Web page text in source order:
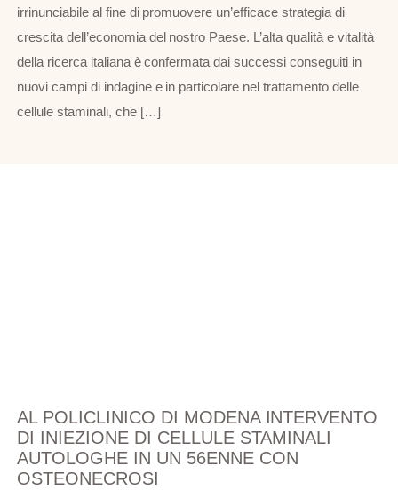
irrinunciabile al fine di promuovere un’efficace strategia di
crescita dell’economia del nostro Paese. L’alta qualità e vitalità
della ricerca italiana è confermata dai successi conseguiti in
nuovi campi di indagine e in particolare nel trattamento delle
cellule staminali, che […]
AL POLICLINICO DI MODENA INTERVENTO
DI INIEZIONE DI CELLULE STAMINALI
AUTOLOGHE IN UN 56ENNE CON
OSTEONECROSI